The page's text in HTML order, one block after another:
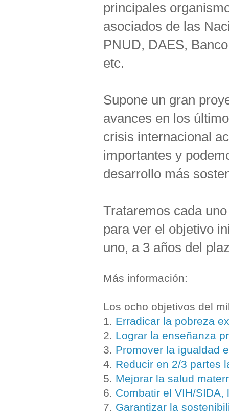
principales
asociados de las
PNUD, DAES,
etc.
Supone un gran
avances en los
crisis internacional
importantes y
desarrollo más
Trataremos cada
para ver el objetivo
uno, a 3 años del
Más información:
Los ocho objetivos del
1. Erradicar la pobreza
2. Lograr la enseñanza
3. Promover la igualdad
4. Reducir en 2/3 partes
5. Mejorar la salud
6. Combatir el VIH/
7. Garantizar la